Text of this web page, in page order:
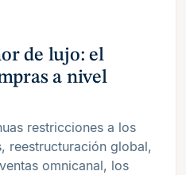
de lujo: el
a nivel
restricciones a los
reestructuración global,
omnicanal, los